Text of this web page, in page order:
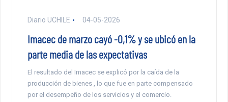
Diario UCHILE 04-05-2026
Imacec de marzo cayó -0,1% y se ubicó en la
parte media de las expectativas
El resultado del Imacec se explicó por la caída de la
producción de bienes , lo que fue en parte compensado
por el desempeño de los servicios y el comercio.